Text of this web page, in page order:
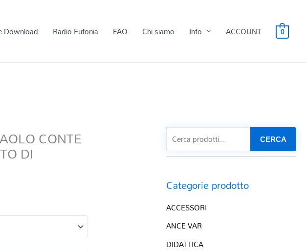
Download Radio Eufonia FAQ Chi siamo Info ACCOUNT 0
CONTE
DI
CERCA
Categorie prodotto
ACCESSORI
ANCE VAR
DIDATTICA